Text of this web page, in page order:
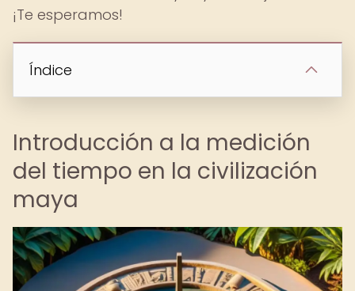
¡Te esperamos!
Índice
Introducción a la medición
del tiempo en la civilización
maya